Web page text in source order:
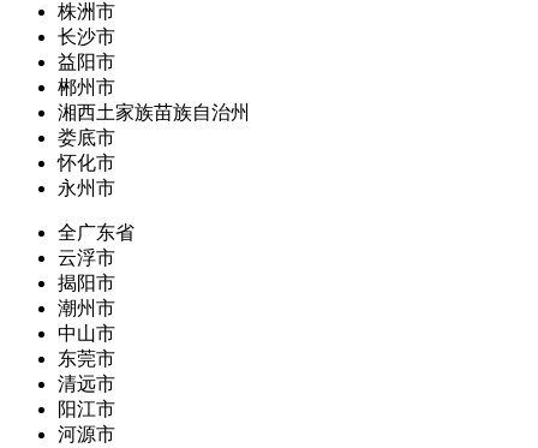
株洲市
长沙市
益阳市
郴州市
湘西土家族苗族自治州
娄底市
怀化市
永州市
全广东省
云浮市
揭阳市
潮州市
中山市
东莞市
清远市
阳江市
河源市